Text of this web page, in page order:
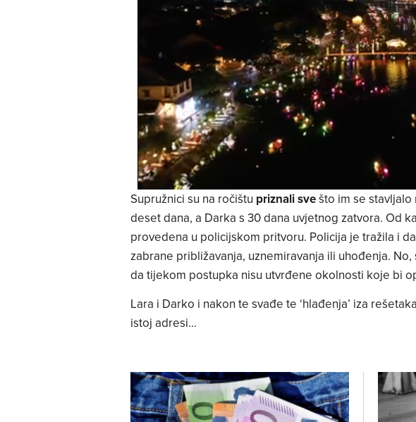
Supružnici su na ročištu priznali svešto im se stavljalo
deset dana, a Darka s 30 dana uvjetnog zatvora. Od
provedena u policijskom pritvoru. Policija je tražila i
zabrane približavanja, uznemiravanja ili uhođenja.
da tijekom postupka nisu utvrđene okolnosti koje bi
Lara i Darko i nakon te svađe te ‘hlađenja’ iza rešetaka
istoj adresi…